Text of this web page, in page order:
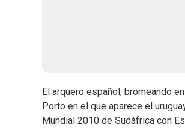
El arquero español, bromeando
Porto en el que aparece el
Mundial 2010 de Sudáfrica con